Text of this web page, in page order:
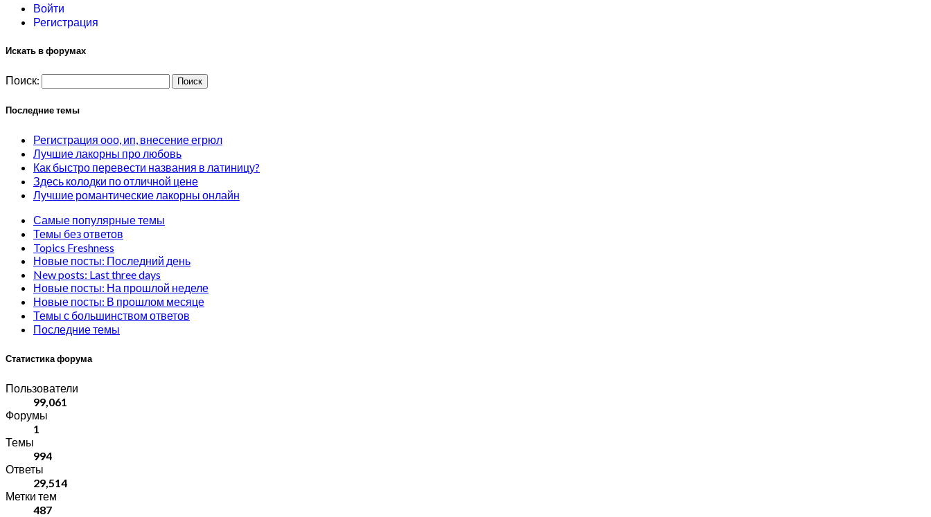
Войти
Регистрация
Искать в форумах
Поиск:
Последние темы
Регистрация ооо, ип, внесение егрюл
Лучшие лакорны про любовь
Как быстро перевести названия в латиницу?
Здесь колодки по отличной цене
Лучшие романтические лакорны онлайн
Самые популярные темы
Темы без ответов
Topics Freshness
Новые посты: Последний день
New posts: Last three days
Новые посты: На прошлой неделе
Новые посты: В прошлом месяце
Темы с большинством ответов
Последние темы
Статистика форума
Пользователи
99,061
Форумы
1
Темы
994
Ответы
29,514
Метки тем
487